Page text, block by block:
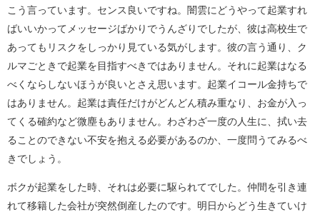
こう言っています。センス良いですね。闇雲にどうやって起業すれ
ばいいかってメッセージばかりでうんざりでしたが、彼は高校生で
あってもリスクをしっかり見ている気がします。彼の言う通り、ク
ルマごときで起業を目指すべきではありません。それに起業はなる
べくならしないほうが良いとさえ思います。起業イコール金持ちで
はありません。起業は責任だけがどんどん積み重なり、お金が入っ
てくる確約など微塵もありません。わざわざ一度の人生に、拭い去
ることのできない不安を抱える必要があるのか、一度問うてみるべ
きでしょう。
ボクが起業をした時、それは必要に駆られてでした。仲間を引き連
れて移籍した会社が突然倒産したのです。明日からどう生きていけ